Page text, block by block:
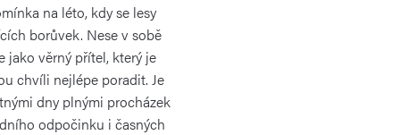
na léto, kdy se lesy
borůvek. Nese v sobě
jako věrný přítel, který je
chvíli nejlépe poradit. Je
dny plnými procházek
odpočinku i časných